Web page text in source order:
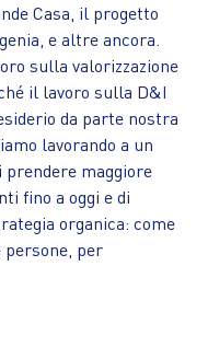
Casa, il progetto
e altre ancora.
sulla valorizzazione
il lavoro sulla D&I
da parte nostra
lavorando a un
maggiore
fino a oggi e di
organica: come
per